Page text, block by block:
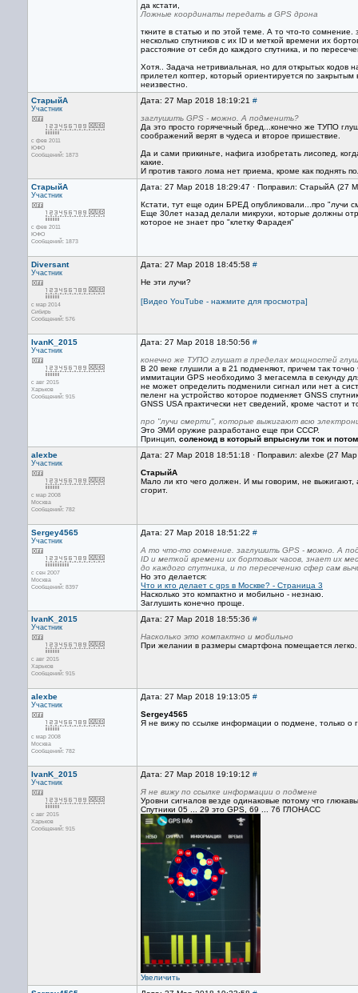
да кстати,
Ложные координаты передать в GPS дрона
ткните в статью и по этой теме. А то что-то
несколько спутников с их ID и меткой времени их
расстояние от себя до каждого спутника, и по
Хотя.. Задача нетривиальная, но для открытых кодов
прилетел коптер, который ориентируется по
неизвестно.
СтарыйА
Участник
с фев 2011
ЮФО
Сообщений: 1873
Дата: 27 Мар 2018 18:19:21 #
заглушить GPS - можно. А подменить?
Да это просто горячечный бред...конечно же ТУПО
соображений верят в чудеса и второе пришествие.
Да и сами прикиньте, нафига изобретать лисопед,
какие.
И против такого лома нет приема, кроме как поднять
СтарыйА
Участник
с фев 2011
ЮФО
Сообщений: 1873
Дата: 27 Мар 2018 18:29:47 · Поправил: СтарыйА (27
Кстати, тут еще один БРЕД опубликовали...про "лучи
Еще 30лет назад делали микрухи, которые должны
которое не знает про "клетку Фарадея"
Diversant
Участник
с мар 2014
Сибирь
Сообщений: 576
Дата: 27 Мар 2018 18:45:58 #
Не эти лучи?
[Видео YouTube - нажмите для просмотра]
IvanK_2015
Участник
с авг 2015
Харьков
Сообщений: 915
Дата: 27 Мар 2018 18:50:56 #
конечно же ТУПО глушат в пределах мощностей
В 20 веке глушили а в 21 подменяют, причем так
иммитации GPS необходимо 3 мегасемла в секунду
не может определить подменили сигнал или нет а
пеленг на устройство которое подменяет GNSS
GNSS USA практически нет сведений, кроме частот и
про "лучи смерти", которые выжигают всю
Это ЭМИ оружие разработано еще при СССР.
Принцип, соленоид в который впрыснули ток и
alexbe
Участник
с мар 2008
Москва
Сообщений: 782
Дата: 27 Мар 2018 18:51:18 · Поправил: alexbe (27
СтарыйА
Мало ли кто чего должен. И мы говорим, не выжигают,
сгорит.
Sergey4565
Участник
с сен 2007
Москва
Сообщений: 8397
Дата: 27 Мар 2018 18:51:22 #
А то что-то сомнение. заглушить GPS - можно. А
ID и меткой времени их бортовых часов, знает их
до каждого спутника, и по пересечению сфер сам
Но это делается:
Что и кто делает с gps в Москве? - Страница 3
Насколько это компактно и мобильно - незнаю.
Заглушить конечно проще.
IvanK_2015
Участник
с авг 2015
Харьков
Сообщений: 915
Дата: 27 Мар 2018 18:55:36 #
Насколько это компактно и мобильно
При желании в размеры смартфона помещается легко.
alexbe
Участник
с мар 2008
Москва
Сообщений: 782
Дата: 27 Мар 2018 19:13:05 #
Sergey4565
Я не вижу по ссылке информации о подмене, только о
IvanK_2015
Участник
с авг 2015
Харьков
Сообщений: 915
Дата: 27 Мар 2018 19:19:12 #
Я не вижу по ссылке информации о подмене
Уровни сигналов везде одинаковые потому что
Спутники 05 ... 29 это GPS, 69 ... 76 ГЛОНАСС
Увеличить